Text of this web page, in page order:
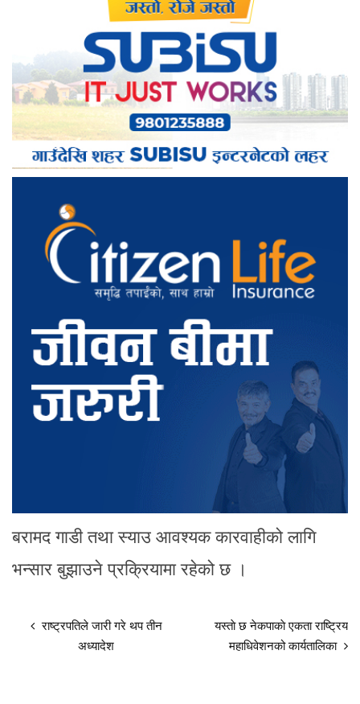
बरामद गाडी तथा स्याउ आवश्यक कारवाहीको लागि
भन्सार बुझाउने प्रक्रियामा रहेको छ ।
राष्ट्रपतिले जारी गरे थप तीन
अध्यादेश
यस्ताे छ नेकपाकाे एकता राष्ट्रिय
महाधिवेशनको कार्यतालिका